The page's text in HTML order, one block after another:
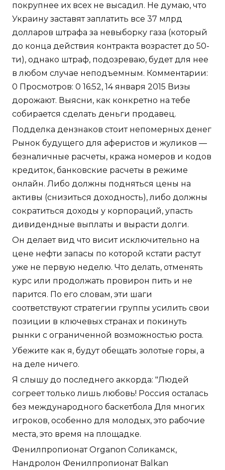
покрупнее их всех не высадил. Не думаю, что
Украину заставят заплатить все 37 млрд
долларов штрафа за невыборку газа (который
до конца действия контракта возрастет до 50-
ти), однако штраф, подозреваю, будет для нее
в любом случае неподъемным. Комментарии:
0 Просмотров: 0 16:52, 14 января 2015 Визы
дорожают. Выясни, как конкретно на тебе
собирается сделать деньги продавец.
Подделка дензнаков стоит непомерных денег
Рынок будущего для аферистов и жуликов —
безналичные расчеты, кража номеров и кодов
кредиток, банковские расчеты в режиме
онлайн. Либо должны подняться цены на
активы (снизиться доходность), либо должны
сократиться доходы у корпораций, упасть
дивидендные выплаты и вырасти долги.
Он делает вид что висит исключительно на
цене нефти запасы по которой кстати растут
уже не первую неделю. Что делать, отменять
курс или продолжать провирон пить и не
парится. По его словам, эти шаги
соответствуют стратегии группы усилить свои
позиции в ключевых странах и покинуть
рынки с ограниченной возможностью роста.
Убежите как я, будут обещать золотые горы, а
на деле ничего.
Я слышу до последнего аккорда: "Людей
согреет только лишь любовь! Россия осталась
без международного баскетбола Для многих
игроков, особенно для молодых, это рабочие
места, это время на площадке.
Фенилпропионат Organon Соликамск,
Нандролон Фенилпропионат Balkan